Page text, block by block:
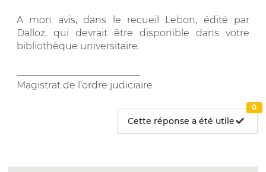
A mon avis, dans le recueil Lebon, édité par
Dalloz, qui devrait être disponible dans votre
bibliothèque universitaire.
Magistrat de l’ordre judiciaire
Cette réponse a été utile
0